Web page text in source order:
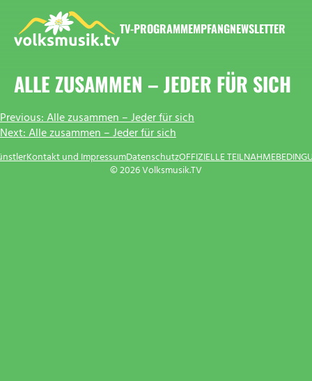
Inhalt
springen
TV-PROGRAMMEMPFANGNEWSLETTER
ALLE ZUSAMMEN – JEDER FÜR SICH
BEITRAGSNAVIGATION
Previous:Alle zusammen – Jeder für sich
Next:Alle zusammen – Jeder für sich
© 2026 Volksmusik.TV
Kontakt und ImpressumDatenschutzOFFIZIELLE